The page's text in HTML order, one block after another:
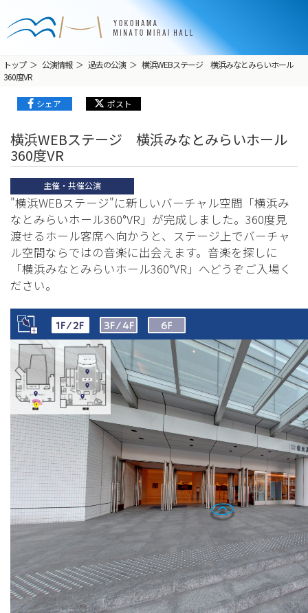
トップ 公演情報 過去の公演
横浜WEBステージ 横浜みなとみらいホール
360度VR
シェア ポスト
横浜WEBステージ 横浜みなとみらいホール
360度VR
主催・共催公演
"横浜WEBステージ"に新しいバーチャル空間「横浜み
なとみらいホール360°VR」が完成しました。360度見
渡せるホール客席へ向かうと、ステージ上でバーチャ
ル空間ならではの音楽に出会えます。音楽を探しに
「横浜みなとみらいホール360°VR」へどうぞご入場く
ださい。